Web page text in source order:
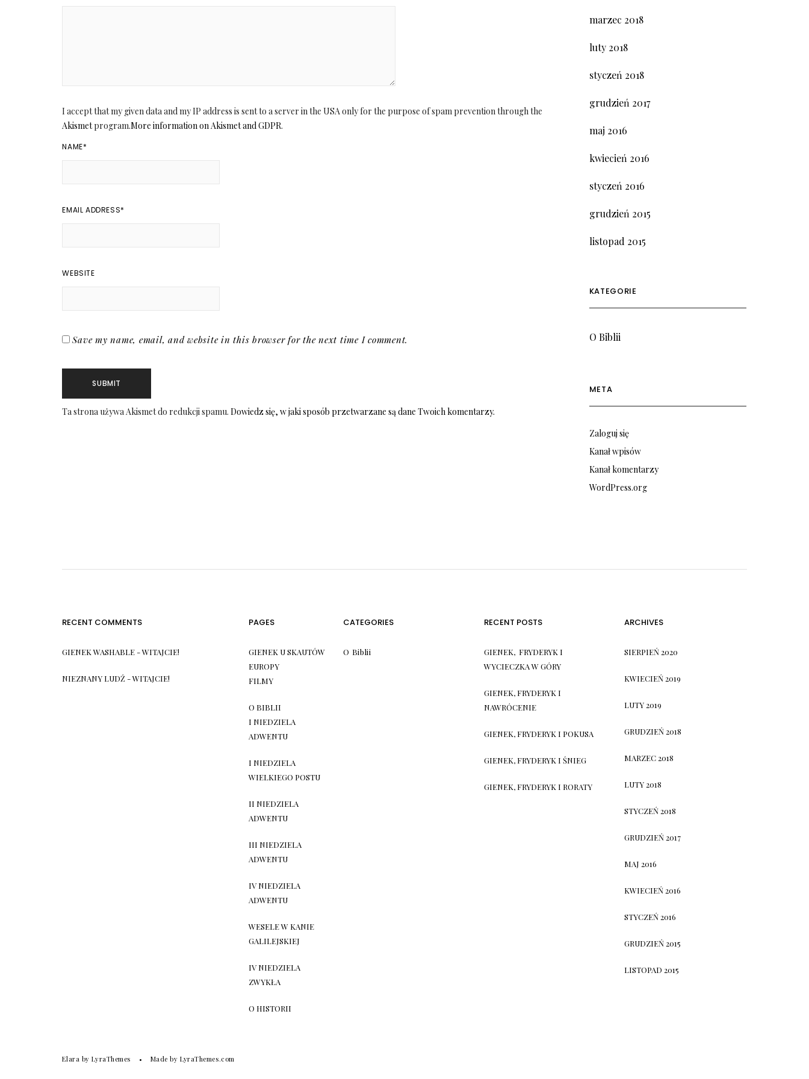
I accept that my given data and my IP address is sent to a server in the USA only for the purpose of spam prevention through the
Akismetprogram.More information on Akismet and GDPR.
NAME*
EMAIL ADDRESS*
WEBSITE
Save my name, email, and website in this browser for the next time I comment.
Ta strona używa Akismet do redukcji spamu.Dowiedz się, w jaki sposób przetwarzane są dane Twoich komentarzy.
marzec 2018
luty 2018
styczeń 2018
grudzień 2017
maj 2016
kwiecień 2016
styczeń 2016
grudzień 2015
listopad 2015
KATEGORIE
O Biblii
META
Zaloguj się
Kanał wpisów
Kanał komentarzy
WordPress.org
RECENT COMMENTS
GIENEK WASHABLE -WITAJCIE!
NIEZNANY LUDŹ -WITAJCIE!
PAGES
GIENEK U SKAUTÓW
EUROPY
FILMY
O BIBLII
I NIEDZIELA
ADWENTU
I NIEDZIELA
WIELKIEGO POSTU
II NIEDZIELA
ADWENTU
III NIEDZIELA
ADWENTU
IV NIEDZIELA
ADWENTU
WESELE W KANIE
GALILEJSKIEJ
IV NIEDZIELA
ZWYKŁA
O HISTORII
CATEGORIES
O Biblii
RECENT POSTS
GIENEK, FRYDERYK I
WYCIECZKA W GÓRY
GIENEK, FRYDERYK I
NAWRÓCENIE
GIENEK, FRYDERYK I POKUSA
GIENEK, FRYDERYK I ŚNIEG
GIENEK, FRYDERYK I RORATY
ARCHIVES
SIERPIEŃ 2020
KWIECIEŃ 2019
LUTY 2019
GRUDZIEŃ 2018
MARZEC 2018
LUTY 2018
STYCZEŃ 2018
GRUDZIEŃ 2017
MAJ 2016
KWIECIEŃ 2016
STYCZEŃ 2016
GRUDZIEŃ 2015
LISTOPAD 2015
Elara by LyraThemes Made byLyraThemes.com